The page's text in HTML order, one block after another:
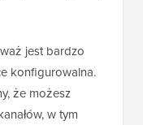
jest bardzo
konfigurowalna.
że możesz
w tym